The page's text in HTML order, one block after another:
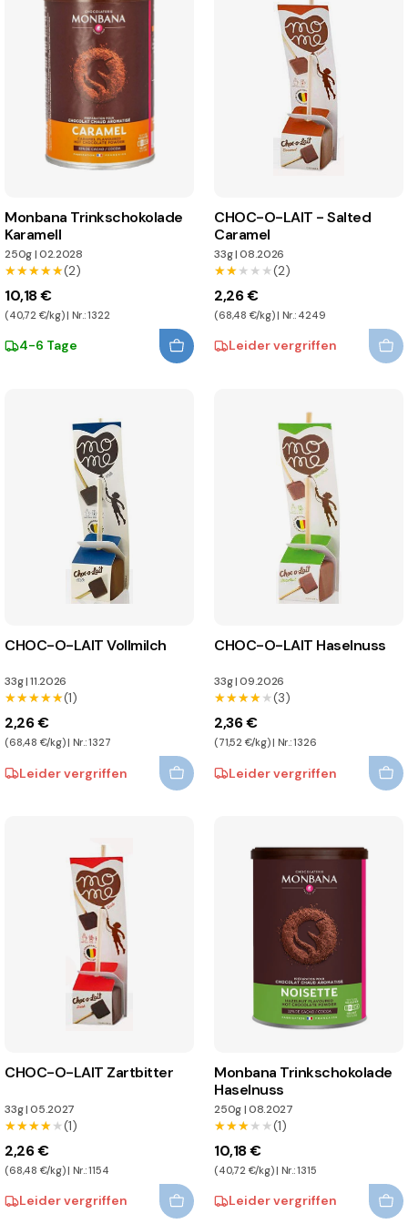
Monbana Trinkschokolade
Karamell
250g|02.2028
★★★★★
★★★★★(2)
10,18 €
(40,72 €/kg) | Nr.: 1322
4-6 Tage
CHOC-O-LAIT - Salted
Caramel
33g|08.2026
★★★★★
★★★★★(2)
2,26 €
(68,48 €/kg) | Nr.: 4249
Leider vergriffen
CHOC-O-LAIT Vollmilch
33g|11.2026
★★★★★
★★★★★(1)
2,26 €
(68,48 €/kg) | Nr.: 1327
Leider vergriffen
CHOC-O-LAIT Haselnuss
33g|09.2026
★★★★★
★★★★★(3)
2,36 €
(71,52 €/kg) | Nr.: 1326
Leider vergriffen
CHOC-O-LAIT Zartbitter
33g|05.2027
★★★★★
★★★★★(1)
2,26 €
(68,48 €/kg) | Nr.: 1154
Leider vergriffen
Monbana Trinkschokolade
Haselnuss
250g|08.2027
★★★★★
★★★★★(1)
10,18 €
(40,72 €/kg) | Nr.: 1315
Leider vergriffen